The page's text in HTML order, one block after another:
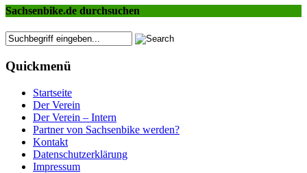
Sachsenbike.de durchsuchen
Quickmenü
Startseite
Der Verein
Der Verein – Intern
Partner von Sachsenbike werden?
Kontakt
Datenschutzerklärung
Impressum